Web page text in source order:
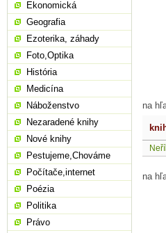
na
na
Ekonomická
Geografia
Ezoterika, záhady
Foto,Optika
História
Medicína
Náboženstvo
Nezaradené knihy
Nové knihy
Pestujeme,Chováme
Počítače,internet
Poézia
Politika
Právo